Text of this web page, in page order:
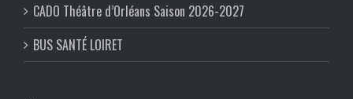
CADO Théâtre d’Orléans Saison 2026-2027
BUS SANTÉ LOIRET